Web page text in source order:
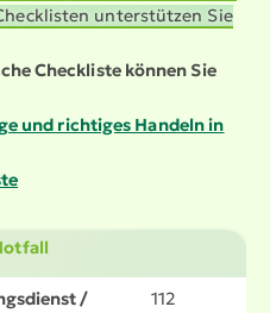
unter­stützen Sie
Checkliste können Sie
und richtiges Handeln in
/
112